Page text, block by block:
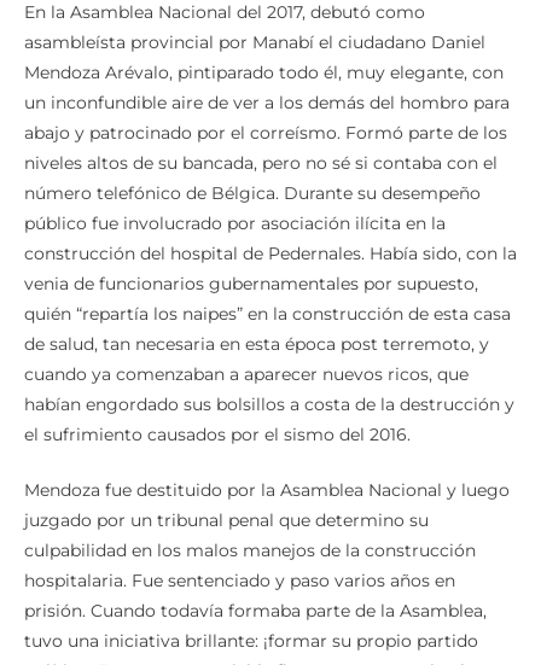
En la Asamblea Nacional del 2017, debutó como
asambleísta provincial por Manabí el ciudadano Daniel
Mendoza Arévalo, pintiparado todo él, muy elegante, con
un inconfundible aire de ver a los demás del hombro para
abajo y patrocinado por el correísmo. Formó parte de los
niveles altos de su bancada, pero no sé si contaba con el
número telefónico de Bélgica. Durante su desempeño
público fue involucrado por asociación ilícita en la
construcción del hospital de Pedernales. Había sido, con la
venia de funcionarios gubernamentales por supuesto,
quién “repartía los naipes” en la construcción de esta casa
de salud, tan necesaria en esta época post terremoto, y
cuando ya comenzaban a aparecer nuevos ricos, que
habían engordado sus bolsillos a costa de la destrucción y
el sufrimiento causados por el sismo del 2016.
Mendoza fue destituido por la Asamblea Nacional y luego
juzgado por un tribunal penal que determino su
culpabilidad en los malos manejos de la construcción
hospitalaria. Fue sentenciado y paso varios años en
prisión. Cuando todavía formaba parte de la Asamblea,
tuvo una iniciativa brillante: ¡formar su propio partido